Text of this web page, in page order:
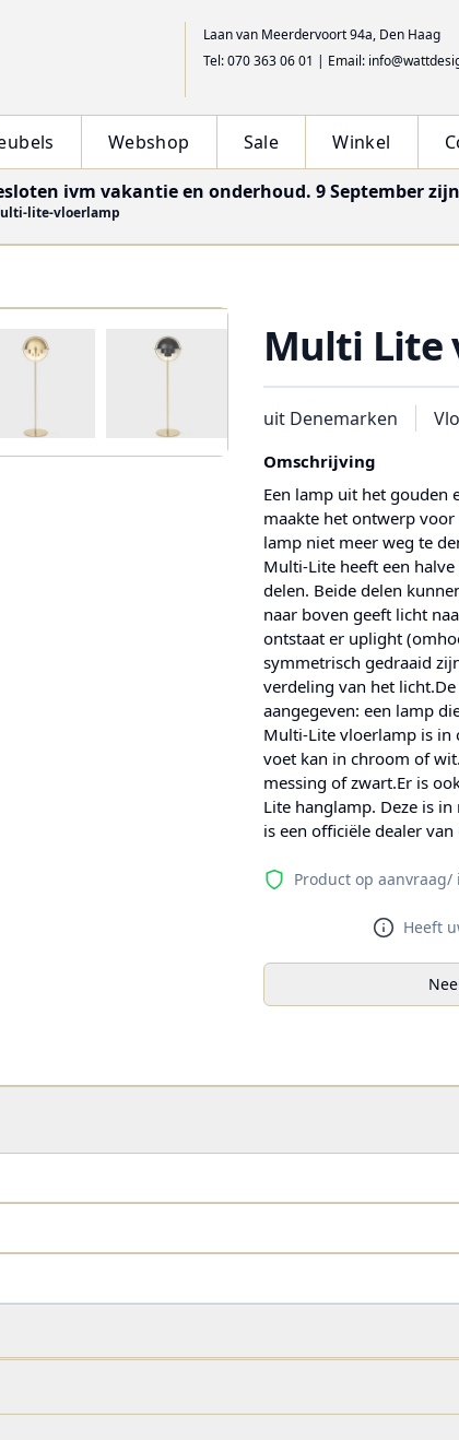
Laan van Meerdervoort 94a, Den Haag
Tel: 070 363 06 01 | Email:
Webshop Sale Winkel
ivm vakantie en onderhoud. 9 September
lite-vloerlamp
Multi Lite
uit Denemarken
Omschrijving
Een lamp uit het gouden
maakte het ontwerp
lamp niet meer weg te
Multi-Lite heeft een
delen. Beide delen
naar boven geeft licht
ontstaat er uplight
symmetrisch gedraaid
verdeling van het
aangegeven: een lamp
Multi-Lite vloerlamp is in
voet kan in chroom of
messing of zwart.Er is
Lite hanglamp. Deze is
is een officiële dealer van
Product op aanvraag/
Heeft